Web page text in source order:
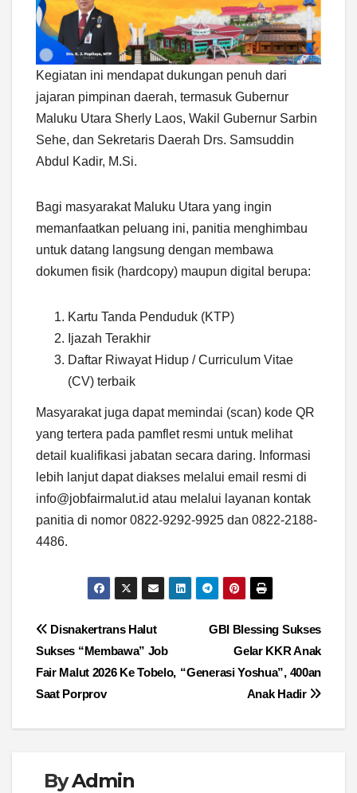
Kegiatan ini mendapat dukungan penuh dari
jajaran pimpinan daerah, termasuk Gubernur
Maluku Utara Sherly Laos, Wakil Gubernur Sarbin
Sehe, dan Sekretaris Daerah Drs. Samsuddin
Abdul Kadir, M.Si.
Bagi masyarakat Maluku Utara yang ingin
memanfaatkan peluang ini, panitia menghimbau
untuk datang langsung dengan membawa
dokumen fisik (hardcopy) maupun digital berupa:
Kartu Tanda Penduduk (KTP)
Ijazah Terakhir
Daftar Riwayat Hidup / Curriculum Vitae
(CV) terbaik
Masyarakat juga dapat memindai (scan) kode QR
yang tertera pada pamflet resmi untuk melihat
detail kualifikasi jabatan secara daring. Informasi
lebih lanjut dapat diakses melalui email resmi di
info@jobfairmalut.id atau melalui layanan kontak
panitia di nomor 0822-9292-9925 dan 0822-2188-
4486.
Navigasi
pos
GBI Blessing Sukses
Gelar KKR Anak
“Generasi Yoshua”, 400an
Anak Hadir
Disnakertrans Halut
Sukses “Membawa” Job
Fair Malut 2026 Ke Tobelo,
Saat Porprov
ByAdmin